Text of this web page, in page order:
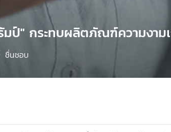
มป์" กระทบผลิตภัณฑ์ความงาม
ชื่นชอบ